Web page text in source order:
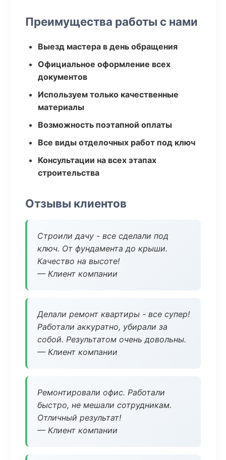
Преимущества работы с нами
Выезд мастера в день обращения
Официальное оформление всех
документов
Используем только качественные
материалы
Возможность поэтапной оплаты
Все виды отделочных работ под ключ
Консультации на всех этапах
строительства
Отзывы клиентов
Строили дачу - все сделали под
ключ. От фундамента до крыши.
Качество на высоте!
— Клиент компании
Делали ремонт квартиры - все супер!
Работали аккуратно, убирали за
собой. Результатом очень довольны.
— Клиент компании
Ремонтировали офис. Работали
быстро, не мешали сотрудникам.
Отличный результат!
— Клиент компании